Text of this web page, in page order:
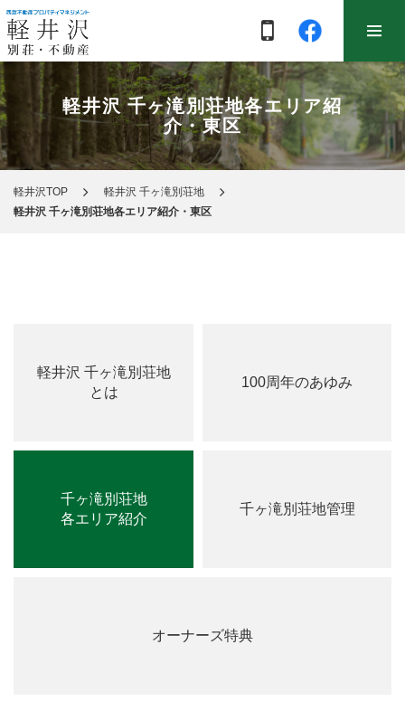
軽井沢 千ヶ滝別荘地各エリア紹
介・東区
軽井沢TOP
軽井沢 千ヶ滝別荘地
軽井沢 千ヶ滝別荘地各エリア紹介・東区
軽井沢 千ヶ滝別荘地
とは
100周年のあゆみ
千ヶ滝別荘地
各エリア紹介
千ヶ滝別荘地管理
オーナーズ特典